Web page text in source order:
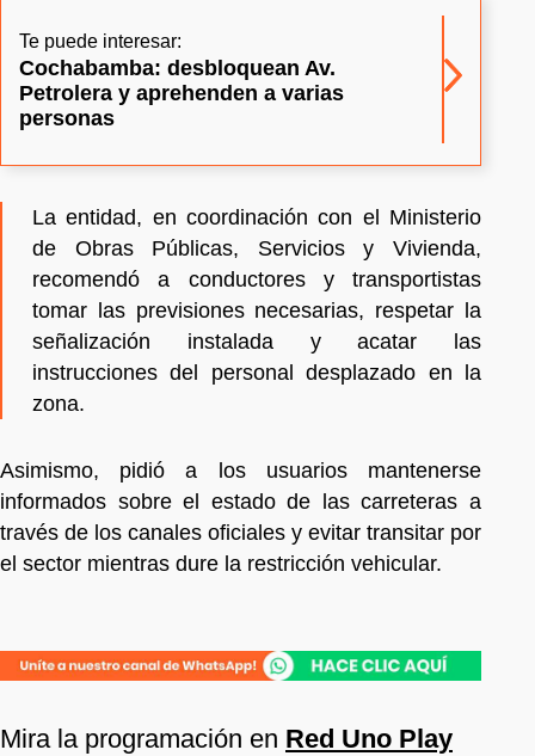
Te puede interesar:
Cochabamba: desbloquean Av.
Petrolera y aprehenden a varias
personas
La entidad, en coordinación con el Ministerio
de Obras Públicas, Servicios y Vivienda,
recomendó a conductores y transportistas
tomar las previsiones necesarias, respetar la
señalización instalada y acatar las
instrucciones del personal desplazado en la
zona.
Asimismo, pidió a los usuarios mantenerse
informados sobre el estado de las carreteras a
través de los canales oficiales y evitar transitar por
el sector mientras dure la restricción vehicular.
Mira la programación en Red Uno Play